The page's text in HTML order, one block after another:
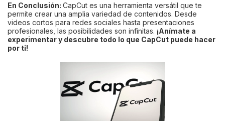
En Conclusión: CapCut es una herramienta versátil que te
permite crear una amplia variedad de contenidos. Desde
videos cortos para redes sociales hasta presentaciones
profesionales, las posibilidades son infinitas. ¡Anímate a
experimentar y descubre todo lo que CapCut puede hacer
por ti!